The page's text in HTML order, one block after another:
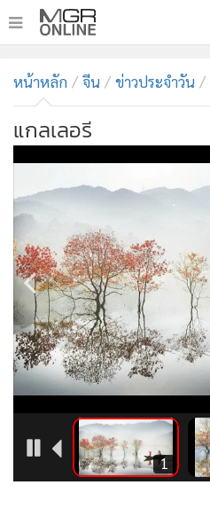
ทันเหตุการณ์
• ภาคใต้
• ภูมิภาค
•
•
ผู้จัดการรายวัน
• คอลัมนิสต์
• ละคร
• CbizReview
• Cyber BIZ
• ผู้จัดกวน
• Good health & Well-being
Green Innovation & SD
Management & HR
• MGR Live
หน้าหลัก จีน ข่าวประจำวัน
แกลเลอรี
12 1